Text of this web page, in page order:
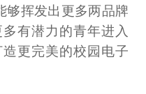
够挥发出更多两品牌
有潜力的青年进入
更完美的校园电子